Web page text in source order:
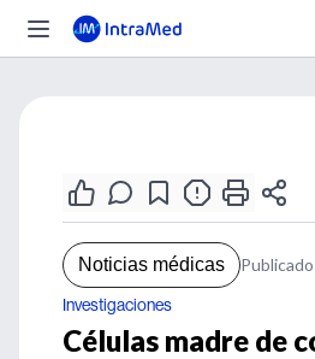
Noticias médicas
Investigaciones
Células madre de